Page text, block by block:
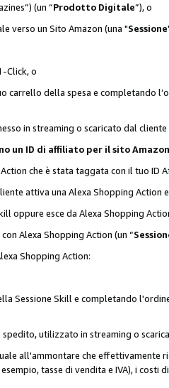
(un “Prodotto Digitale”), o
verso un Sito Amazon (una "Sessione
Click, o
della spesa e completando
in streaming o scaricato dal cliente
ID di affiliato per il sito
che è stata taggata con il tuo ID
attiva una Alexa Shopping Action
oppure esce da Alexa Shopping
Alexa Shopping Action (un “
Shopping Action:
Sessione Skill e completando
utilizzato in streaming o
all'ammontare che effettivamente
tasse di vendita e IVA), i